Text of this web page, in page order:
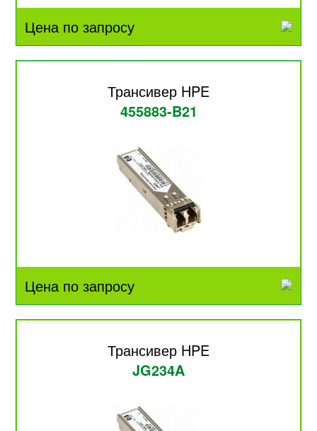
Цена по запросу
Трансивер HPE
455883-B21
Цена по запросу
Трансивер HPE
JG234A